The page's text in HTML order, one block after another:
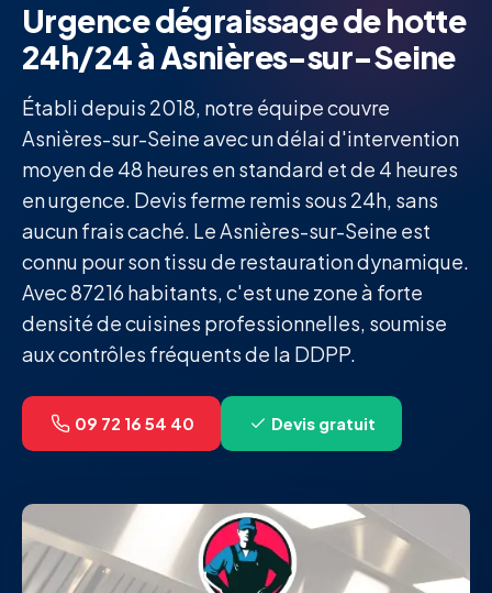
Urgence dégraissage de hotte
24h/24 à Asnières-sur-Seine
Établi depuis 2018, notre équipe couvre
Asnières-sur-Seine avec un délai d'intervention
moyen de 48 heures en standard et de 4 heures
en urgence. Devis ferme remis sous 24h, sans
aucun frais caché. Le Asnières-sur-Seine est
connu pour son tissu de restauration dynamique.
Avec 87216 habitants, c'est une zone à forte
densité de cuisines professionnelles, soumise
aux contrôles fréquents de la DDPP.
09 72 16 54 40 Devis gratuit